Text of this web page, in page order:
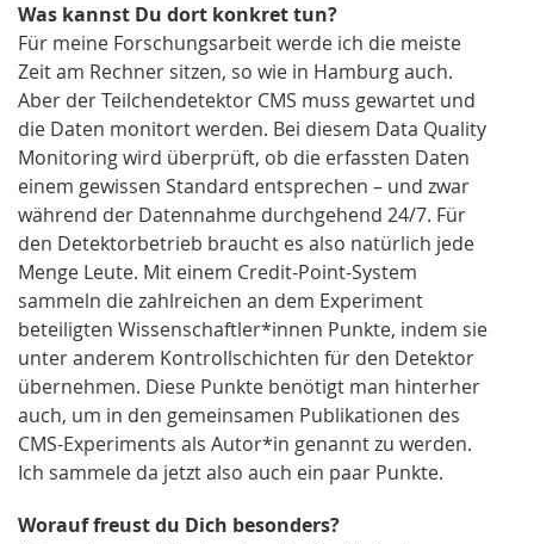
Was kannst Du dort konkret tun?
Für meine Forschungsarbeit werde ich die meiste
Zeit am Rechner sitzen, so wie in Hamburg auch.
Aber der Teilchendetektor CMS muss gewartet und
die Daten monitort werden. Bei diesem Data Quality
Monitoring wird überprüft, ob die erfassten Daten
einem gewissen Standard entsprechen – und zwar
während der Datennahme durchgehend 24/7. Für
den Detektorbetrieb braucht es also natürlich jede
Menge Leute. Mit einem Credit-Point-System
sammeln die zahlreichen an dem Experiment
beteiligten Wissenschaftler*innen Punkte, indem sie
unter anderem Kontrollschichten für den Detektor
übernehmen. Diese Punkte benötigt man hinterher
auch, um in den gemeinsamen Publikationen des
CMS-Experiments als Autor*in genannt zu werden.
Ich sammele da jetzt also auch ein paar Punkte.
Worauf freust du Dich besonders?